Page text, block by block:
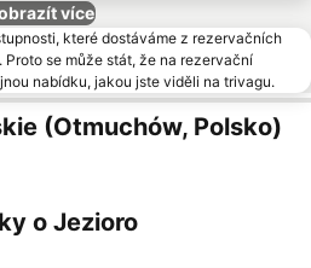
více
které dostáváme z rezervačních
Proto se může stát, že na rezervační
nabídku, jakou jste viděli na trivagu.
(Otmuchów, Polsko)
o Jezioro